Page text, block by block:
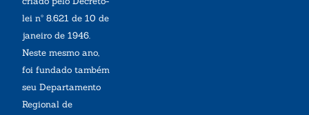
lei nº 8.621 de 10 de
janeiro de 1946.
Neste mesmo ano,
foi fundado também
seu Departamento
Regional de